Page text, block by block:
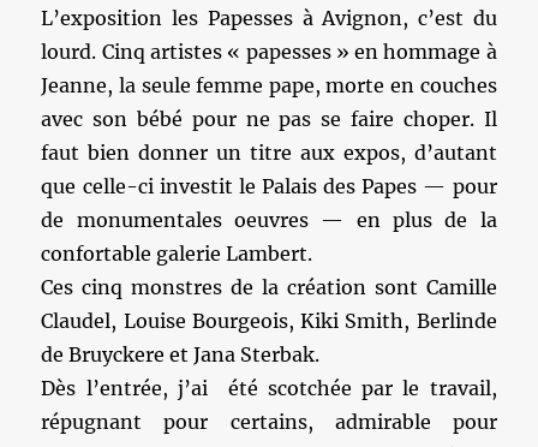
L’exposition les Papesses à Avignon, c’est du
lourd. Cinq artistes « papesses » en hommage à
Jeanne, la seule femme pape, morte en couches
avec son bébé pour ne pas se faire choper. Il
faut bien donner un titre aux expos, d’autant
que celle-ci investit le Palais des Papes — pour
de monumentales oeuvres — en plus de la
confortable galerie Lambert.
Ces cinq monstres de la création sont Camille
Claudel, Louise Bourgeois, Kiki Smith, Berlinde
de Bruyckere et Jana Sterbak.
Dès l’entrée, j’ai été scotchée par le travail,
répugnant pour certains, admirable pour